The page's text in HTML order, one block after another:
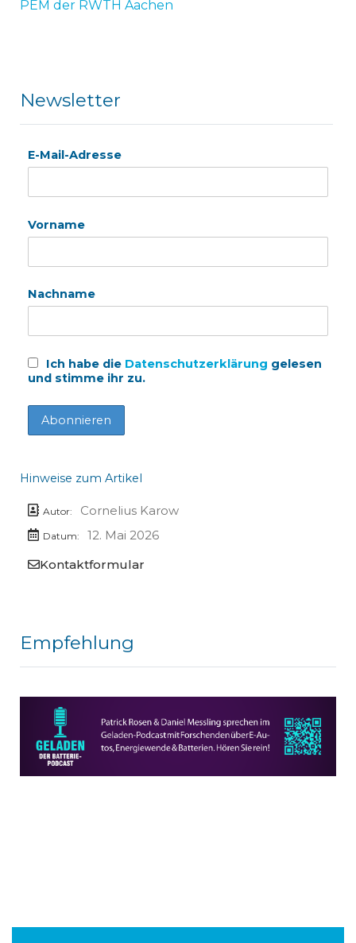
PEM der RWTH Aachen
Newsletter
E-Mail-Adresse
Vorname
Nachname
Ich habe die Datenschutzerklärung gelesen
und stimme ihr zu.
Hinweise zum Artikel
Autor: Cornelius Karow
Datum:
12. Mai 2026
Kontaktformular
Empfehlung